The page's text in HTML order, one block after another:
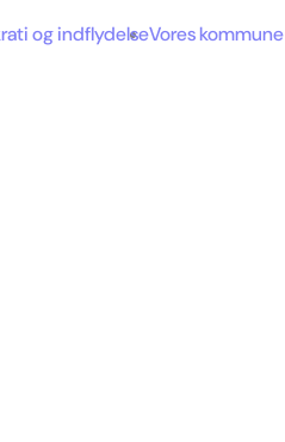
og indflydelseVores kommune